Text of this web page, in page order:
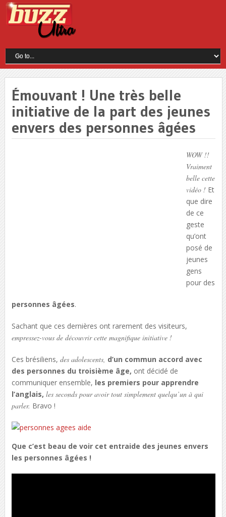
Émouvant ! Une très belle
initiative de la part des jeunes
envers des personnes âgées
WOW !!
Vraiment
belle cette
vidéo ! Et
que dire
de ce
geste
qu’ont
posé de
jeunes
gens
pour des
personnes âgées.
Sachant que ces dernières ont rarement des visiteurs,
empressez-vous de découvrir cette magnifique initiative !
Ces brésiliens, des adolescents, d’un commun accord avec
des personnes du troisième âge, ont décidé de
communiquer ensemble, les premiers pour apprendre
l’anglais, les seconds pour avoir tout simplement quelqu’un à qui
parler. Bravo !
Que c’est beau de voir cet entraide des jeunes envers
les personnes âgées !